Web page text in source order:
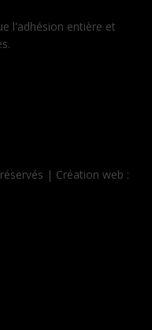
l'adhésion entière et
| Création web :